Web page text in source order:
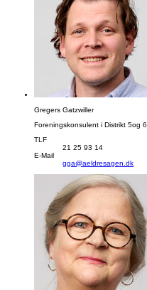
Gregers Gatzwiller
Foreningskonsulent i Distrikt 5og 6
TLF
21 25 93 14
E-Mail
gga@aeldresagen.dk